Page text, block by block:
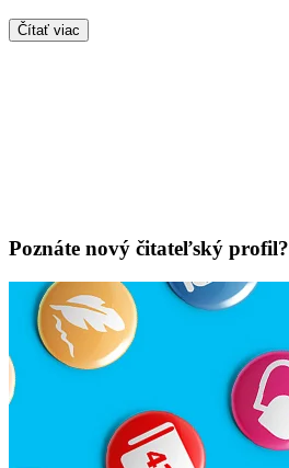
Čítať viac
Poznáte nový čitateľský profil?